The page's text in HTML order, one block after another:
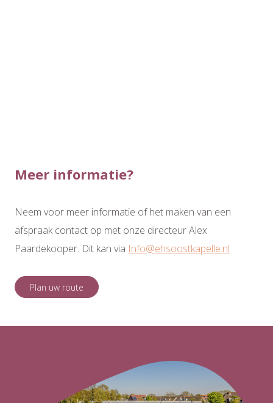
Meer informatie?
Neem voor meer informatie of het maken van een
afspraak contact op met onze directeur Alex
Paardekooper. Dit kan via Info@ehsoostkapelle.nl
Plan uw route